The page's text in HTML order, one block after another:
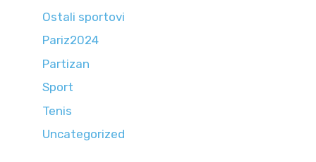
Ostali sportovi
Pariz2024
Partizan
Sport
Tenis
Uncategorized